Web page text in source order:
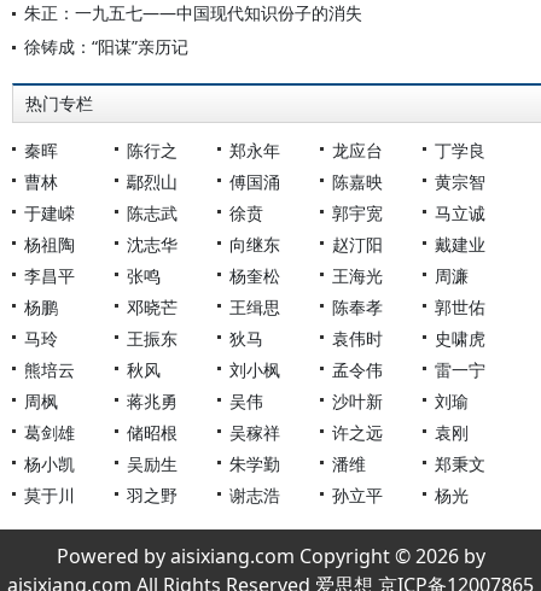
朱正：一九五七——中国现代知识份子的消失
徐铸成：“阳谋”亲历记
热门专栏
秦晖 陈行之 郑永年 龙应台
丁学良
曹林
鄢烈山 傅国涌 陈嘉映
黄宗智
于建嵘
陈志武 徐贲 郭宇宽
马立诚
杨祖陶
沈志华 向继东 赵汀阳
戴建业
李昌平
张鸣 杨奎松 王海光
周濂
杨鹏
邓晓芒 王缉思 陈奉孝
郭世佑
马玲
王振东 狄马 袁伟时
史啸虎
熊培云
秋风 刘小枫 孟令伟
雷一宁
周枫
蒋兆勇 吴伟 沙叶新
刘瑜
葛剑雄
储昭根 吴稼祥 许之远
袁刚
杨小凯
吴励生 朱学勤 潘维
郑秉文
莫于川
羽之野 谢志浩 孙立平 杨光
Powered by aisixiang.com Copyright © 2026 by
aisixiang.com All Rights Reserved 爱思想 京ICP备12007865